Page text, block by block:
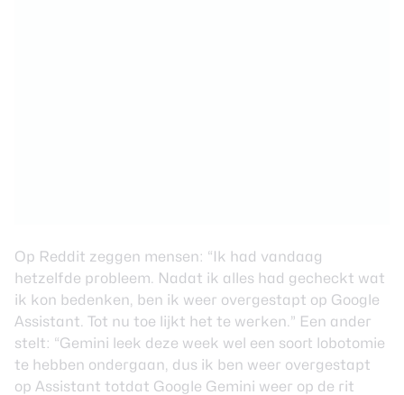
Op Reddit zeggen mensen: “Ik had vandaag
hetzelfde probleem. Nadat ik alles had gecheckt wat
ik kon bedenken, ben ik weer overgestapt op Google
Assistant. Tot nu toe lijkt het te werken.” Een ander
stelt: “Gemini leek deze week wel een soort lobotomie
te hebben ondergaan, dus ik ben weer overgestapt
op Assistant totdat Google Gemini weer op de rit